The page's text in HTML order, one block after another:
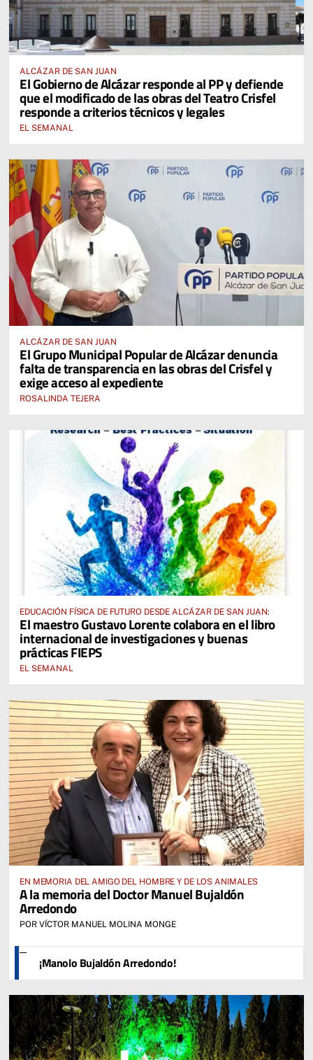
ALCÁZAR DE SAN JUAN
El Gobierno de Alcázar responde al PP y defiende
que el modificado de las obras del Teatro Crisfel
responde a criterios técnicos y legales
EL SEMANAL
ALCÁZAR DE SAN JUAN
El Grupo Municipal Popular de Alcázar denuncia
falta de transparencia en las obras del Crisfel y
exige acceso al expediente
ROSALINDA TEJERA
EDUCACIÓN FÍSICA DE FUTURO DESDE ALCÁZAR DE SAN JUAN:
El maestro Gustavo Lorente colabora en el libro
internacional de investigaciones y buenas
prácticas FIEPS
EL SEMANAL
EN MEMORIA DEL AMIGO DEL HOMBRE Y DE LOS ANIMALES
A la memoria del Doctor Manuel Bujaldón
Arredondo
POR VÍCTOR MANUEL MOLINA MONGE
¡Manolo Bujaldón Arredondo!